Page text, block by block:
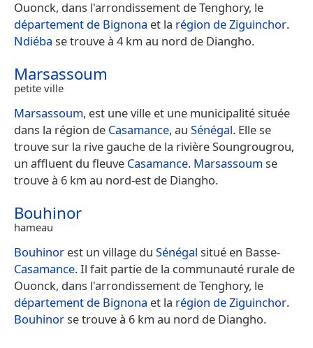
Ouonck, dans l'arrondissement de Tenghory, le
département de Bignona et la région de Ziguinchor.
Ndiéba se trouve à 4 km au nord de Diangho.
Marsassoum
petite ville
Marsassoum, est une ville et une municipalité située
dans la région de Casamance, au Sénégal. Elle se
trouve sur la rive gauche de la rivière Soungrougrou,
un affluent du fleuve Casamance. Marsassoum se
trouve à 6 km au nord-est de Diangho.
Bouhinor
hameau
Bouhinor est un village du Sénégal situé en Basse-
Casamance. Il fait partie de la communauté rurale de
Ouonck, dans l'arrondissement de Tenghory, le
département de Bignona et la région de Ziguinchor.
Bouhinorse trouve à 6 km au nord de Diangho.